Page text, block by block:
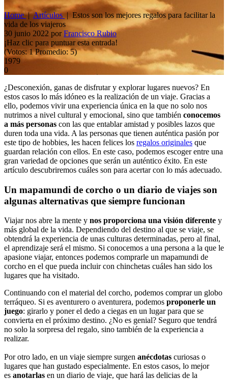
Home |Artículos | Estos son los mejores regalos para facilitar la
vida de los viajeros
30 junio 2022 porFrancisco Rubio
¡Haz clic para puntuar esta entrada!
(Votos:1Promedio:5)
1979
0
¿Desconexión, ganas de disfrutar y explorar lugares nuevos? En
estos casos lo más idóneo es la realización de un viaje. Gracias a
ello, podemos vivir una experiencia única en la que no solo nos
nutrimos a nivel cultural y emocional, sino que también conocemos
a más personas con las que entablar amistad y posibles lazos que
duren toda una vida. A las personas que tienen auténtica pasión por
este tipo de hobbies, les hacen felices los regalos originales que
guardan relación con ellos. En este caso, podemos escoger entre una
gran variedad de opciones que serán un auténtico éxito. En este
artículo descubriremos cuáles son para acertar con lo más adecuado.
Un mapamundi de corcho o un diario de viajes son
algunas alternativas que siempre funcionan
Viajar nos abre la mente y nos proporciona una visión diferente y
más global de la vida. Dependiendo del destino al que se viaje, se
obtendrá la experiencia de unas culturas determinadas, pero al final,
el aprendizaje será el mismo. Si conocemos a una persona a la que le
apasione viajar, entonces podemos comprarle un mapamundi de
corcho en el que pueda incluir con chinchetas cuáles han sido los
lugares que ha visitado.
Continuando con el material del corcho, podemos comprar un globo
terráqueo. Si es aventurero o aventurera, podemos proponerle un
juego: girarlo y poner el dedo a ciegas en un lugar para que se
convierta en el próximo destino. ¿No es genial? Seguro que tendrá
no solo la sorpresa del regalo, sino también de la experiencia a
realizar.
Por otro lado, en un viaje siempre surgen anécdotas curiosas o
lugares que han gustado especialmente. En estos casos, lo mejor
es anotarlas en un diario de viaje, que hará las delicias de la